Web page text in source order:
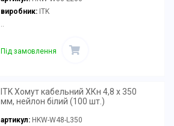
виробник:ITK
..
Під замовлення
ITK Хомут кабельний ХКн 4,8 х 350
мм, нейлон білий (100 шт.)
артикул: HKW-W48-L350